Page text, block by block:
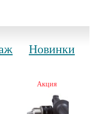
Новинки
Акция